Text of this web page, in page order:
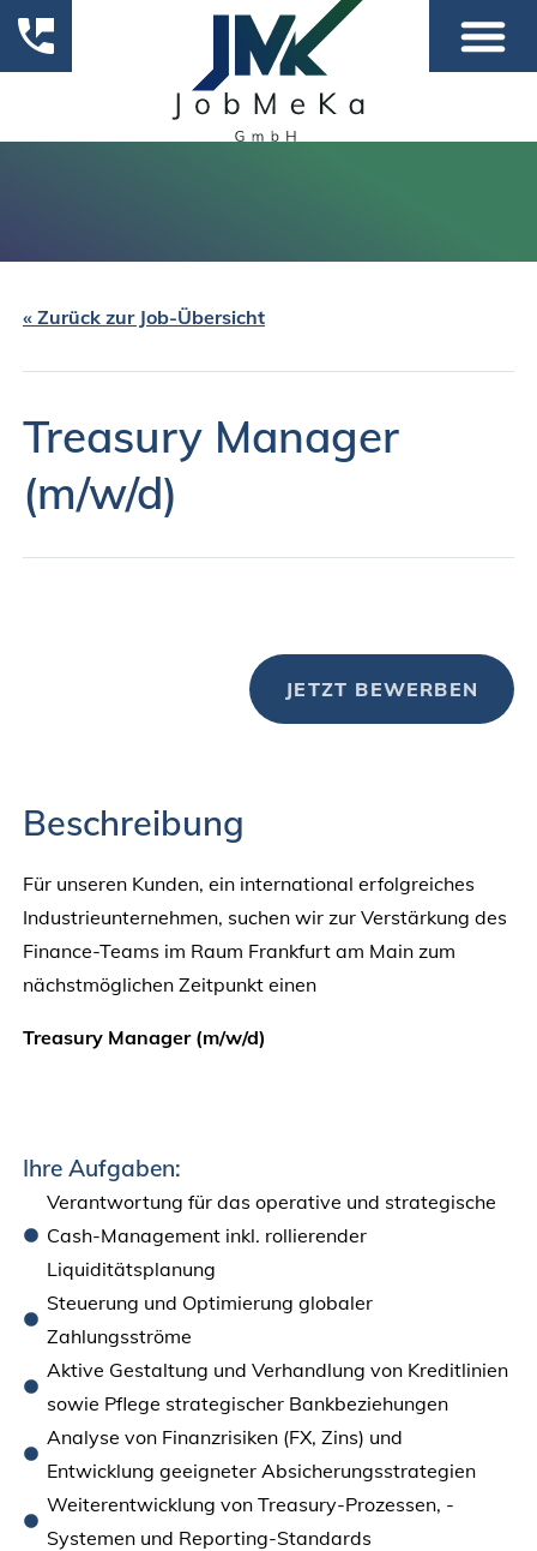
« Zurück zur Job-Übersicht
Treasury Manager
(m/w/d)
JETZT BEWERBEN
Beschreibung
Für unseren Kunden, ein international erfolgreiches
Industrieunternehmen, suchen wir zur Verstärkung des
Finance-Teams im Raum Frankfurt am Main zum
nächstmöglichen Zeitpunkt einen
Treasury Manager (m/w/d)
Ihre Aufgaben:
Verantwortung für das operative und strategische
Cash-Management inkl. rollierender
Liquiditätsplanung
Steuerung und Optimierung globaler
Zahlungsströme
Aktive Gestaltung und Verhandlung von Kreditlinien
sowie Pflege strategischer Bankbeziehungen
Analyse von Finanzrisiken (FX, Zins) und
Entwicklung geeigneter Absicherungsstrategien
Weiterentwicklung von Treasury-Prozessen, -
Systemen und Reporting-Standards